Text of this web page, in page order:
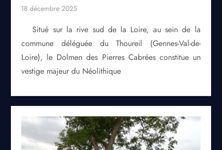
Situé sur la rive sud de la Loire, au sein de la
commune déléguée du Thoureil (Gennes-Val-de-
Loire), le Dolmen des Pierres Cabrées constitue un
vestige majeur du Néolithique